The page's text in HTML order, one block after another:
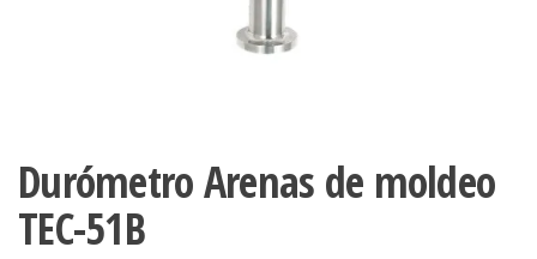
Durómetro Arenas de moldeo
TEC-51B